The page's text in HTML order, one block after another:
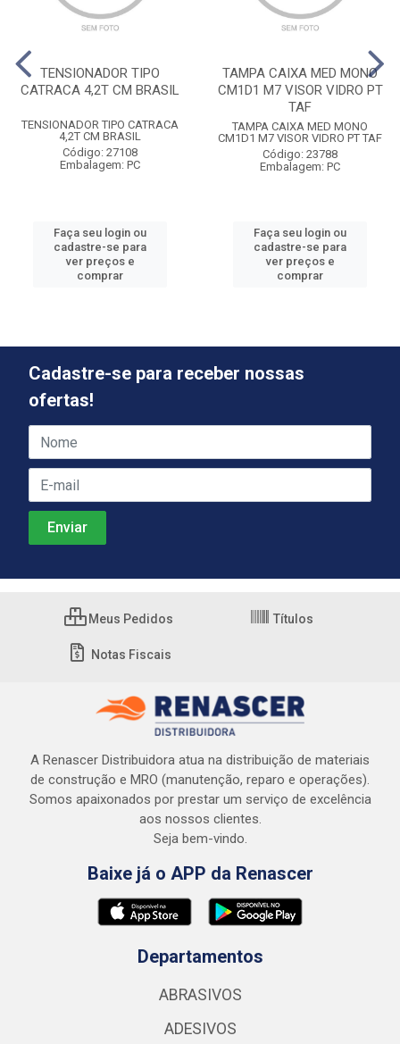
TENSIONADOR TIPO
CATRACA 4,2T CM BRASIL
TENSIONADOR TIPO CATRACA
4,2T CM BRASIL
Código: 27108
Embalagem: PC
Faça seu login ou
cadastre-se para
ver preços e
comprar
TAMPA CAIXA MED MONO
CM1D1 M7 VISOR VIDRO PT
TAF
TAMPA CAIXA MED MONO
CM1D1 M7 VISOR VIDRO PT TAF
Código: 23788
Embalagem: PC
Faça seu login ou
cadastre-se para
ver preços e
comprar
Cadastre-se para receber nossas
ofertas!
Meus Pedidos Títulos
Notas Fiscais
A Renascer Distribuidora atua na distribuição de materiais
de construção e MRO (manutenção, reparo e operações).
Somos apaixonados por prestar um serviço de excelência
aos nossos clientes.
Seja bem-vindo.
Baixe já o APP da Renascer
Departamentos
ABRASIVOS
ADESIVOS